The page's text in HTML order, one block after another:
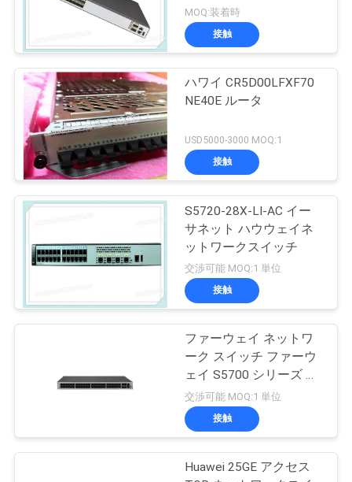
SFP+ 2x40のギグ
QSFP+は左舷に取りま
す
MOQ:装着時
接触
ハワイ CR5D00LFXF70
NE40E ルータ
USD5000-3000 MOQ:1
接触
S5720-28X-LI-AC イー
サネット ハウウェイネ
ットワークスイッチ
交渉可能 MOQ:1 単位
接触
ファーウェイ ネットワ
ーク スイッチ ファーウ
ェイ S5700 シリーズ ス
イッチ S5735-L48P4X-
A
交渉可能 MOQ:1 単位
接触
Huawei 25GE アクセス